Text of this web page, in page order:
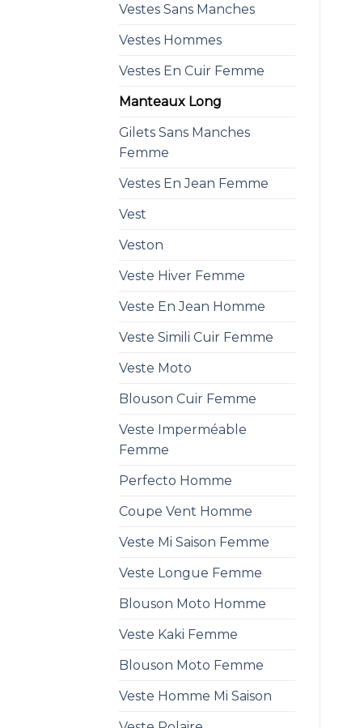
Vestes Sans Manches
Vestes Hommes
Vestes En Cuir Femme
Manteaux Long
Gilets Sans Manches
Femme
Vestes En Jean Femme
Vest
Veston
Veste Hiver Femme
Veste En Jean Homme
Veste Simili Cuir Femme
Veste Moto
Blouson Cuir Femme
Veste Imperméable
Femme
Perfecto Homme
Coupe Vent Homme
Veste Mi Saison Femme
Veste Longue Femme
Blouson Moto Homme
Veste Kaki Femme
Blouson Moto Femme
Veste Homme Mi Saison